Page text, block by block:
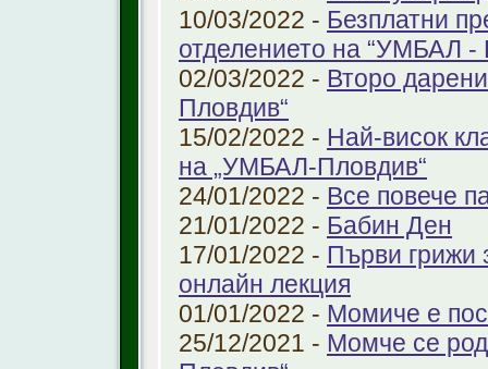
10/03/2022 - Безплатни
отделението на “УМБАЛ -
02/03/2022 - Второ
Пловдив“
15/02/2022 - Най-висок
на „УМБАЛ-Пловдив“
24/01/2022 - Все повече
21/01/2022 - Бабин Ден
17/01/2022 - Първи грижи
онлайн лекция
01/01/2022 - Момиче е
25/12/2021 - Момче се